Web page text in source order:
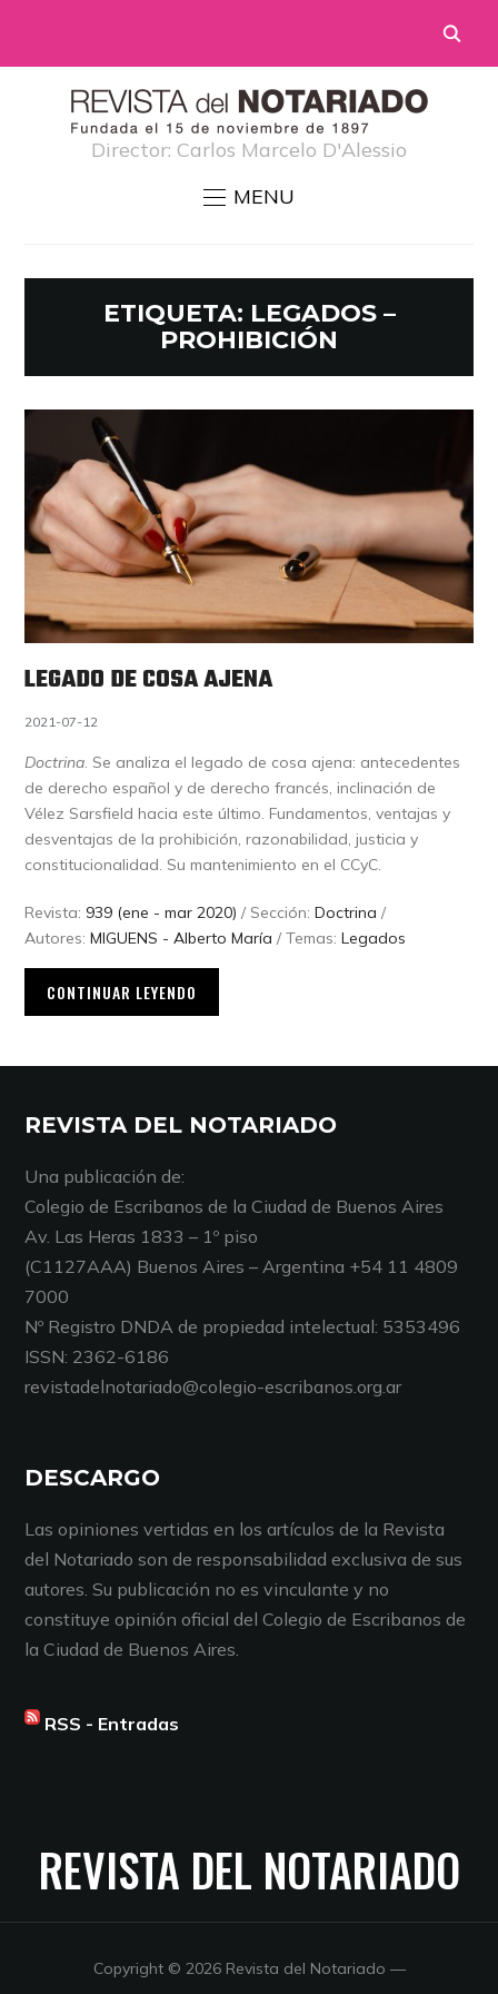
Director: Carlos Marcelo D'Alessio
MENU
ETIQUETA: LEGADOS –
PROHIBICIÓN
LEGADO DE COSA AJENA
2021-07-12
Doctrina. Se analiza el legado de cosa ajena: antecedentes
de derecho español y de derecho francés, inclinación de
Vélez Sarsfield hacia este último. Fundamentos, ventajas y
desventajas de la prohibición, razonabilidad, justicia y
constitucionalidad. Su mantenimiento en el CCyC.
Revista: 939 (ene - mar 2020) / Sección:Doctrina /
Autores:MIGUENS - Alberto María / Temas:Legados
CONTINUAR LEYENDO
REVISTA DEL NOTARIADO
Una publicación de:
Colegio de Escribanos de la Ciudad de Buenos Aires
Av. Las Heras 1833 – 1º piso
(C1127AAA) Buenos Aires – Argentina +54 11 4809
7000
Nº Registro DNDA de propiedad intelectual: 5353496
ISSN: 2362-6186
revistadelnotariado@colegio-escribanos.org.ar
DESCARGO
Las opiniones vertidas en los artículos de la Revista
del Notariado son de responsabilidad exclusiva de sus
autores. Su publicación no es vinculante y no
constituye opinión oficial del Colegio de Escribanos de
la Ciudad de Buenos Aires.
RSS - Entradas
REVISTA DEL NOTARIADO
Copyright © 2026 Revista del Notariado —